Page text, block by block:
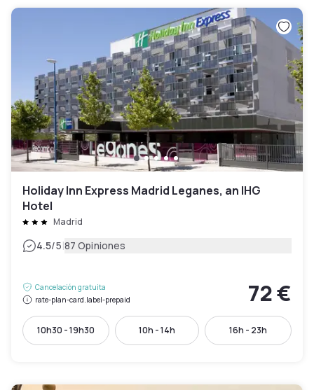
Holiday Inn Express Madrid Leganes, an IHG
Hotel
Madrid
4.5/5|87 Opiniones
Cancelación gratuita
rate-plan-card.label-prepaid
72 €
10h30 - 19h30 10h - 14h 16h - 23h